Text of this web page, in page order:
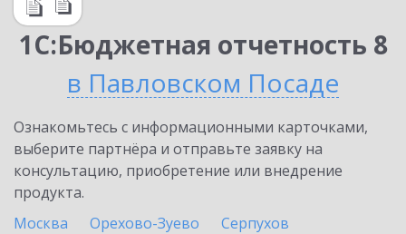
1С:Бюджетная отчетность 8
в Павловском Посаде
Ознакомьтесь с информационными карточками,
выберите партнёра и отправьте заявку на
консультацию, приобретение или внедрение
продукта.
Москва
Орехово-Зуево
Серпухов